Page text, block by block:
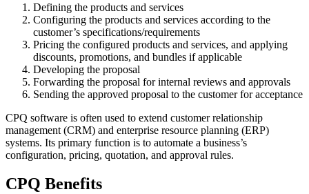
Defining the products and services
Configuring the products and services according to the
customer’s specifications/requirements
Pricing the configured products and services, and applying
discounts, promotions, and bundles if applicable
Developing the proposal
Forwarding the proposal for internal reviews and approvals
Sending the approved proposal to the customer for acceptance
CPQ software is often used to extend customer relationship
management (CRM) and enterprise resource planning (ERP)
systems. Its primary function is to automate a business’s
configuration, pricing, quotation, and approval rules.
CPQ Benefits